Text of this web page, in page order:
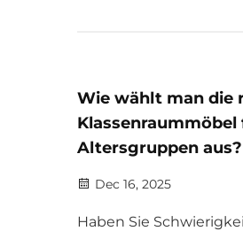
Wie wählt man die
Altersgruppen aus?
Dec 16, 2025
Haben Sie